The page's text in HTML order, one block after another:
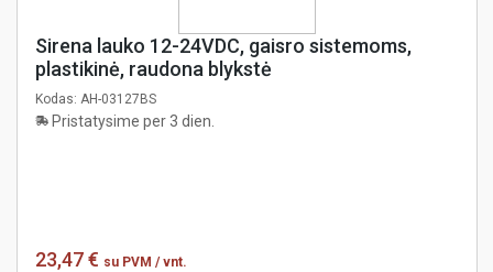
Sirena lauko 12-24VDC, gaisro sistemoms,
plastikinė, raudona blykstė
Kodas: AH-03127BS
Pristatysime per 3 dien.
23,47 € su PVM / vnt.